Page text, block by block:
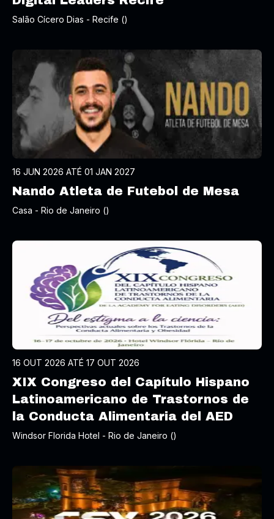
Salão Cícero Dias - Recife ()
16 JUN 2026 ATÉ 01 JAN 2027
Nando Atleta de Futebol de Mesa
Casa - Rio de Janeiro ()
16 OUT 2026 ATÉ 17 OUT 2026
XIX Congreso del Capítulo Hispano
Latinoamericano de Trastornos de
la Conducta Alimentaria del AED
Windsor Florida Hotel - Rio de Janeiro ()